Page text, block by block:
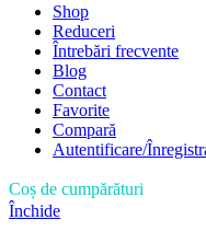
Shop
Reduceri
Întrebări frecvente
Blog
Contact
Favorite
Compară
Autentificare/
Coș de cumpărături
Închide